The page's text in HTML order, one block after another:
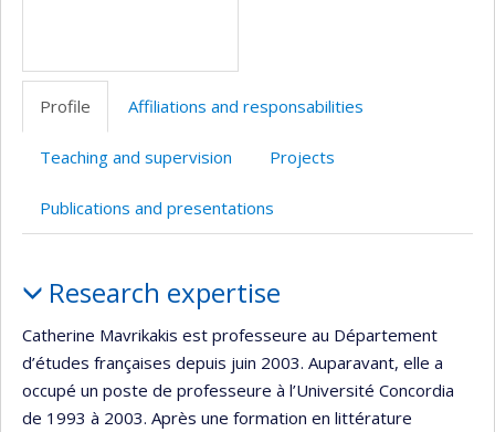
Profile Affiliations and responsabilities
Teaching and supervision Projects
Publications and presentations
Research expertise
Catherine Mavrikakis est professeure au Département
d’études françaises depuis juin 2003. Auparavant, elle a
occupé un poste de professeure à l’Université Concordia
de 1993 à 2003. Après une formation en littérature